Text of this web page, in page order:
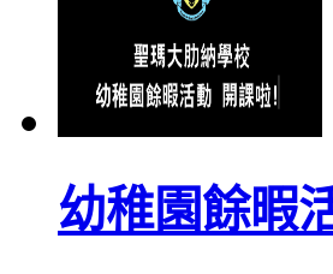
幼稚園餘暇